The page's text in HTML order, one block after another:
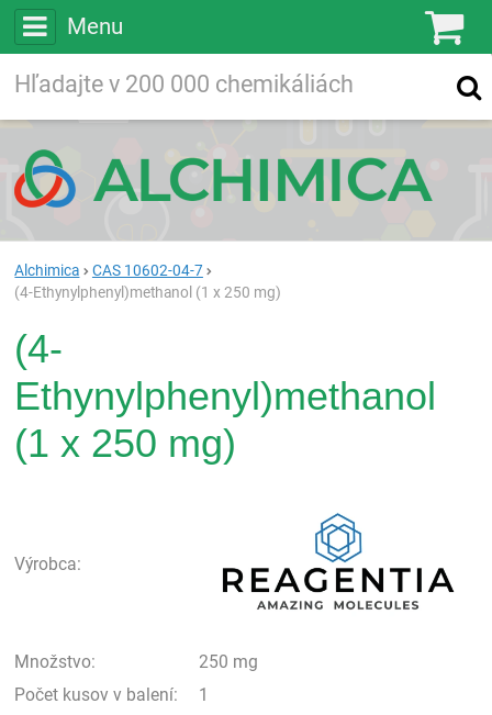
Menu
Vyhľadávanie
Alchimica
CAS 10602-04-7
(4-Ethynylphenyl)methanol (1 x 250 mg)
(4-
Ethynylphenyl)methanol
(1 x 250 mg)
Výrobca:
Množstvo:
250 mg
Počet kusov v balení:
1